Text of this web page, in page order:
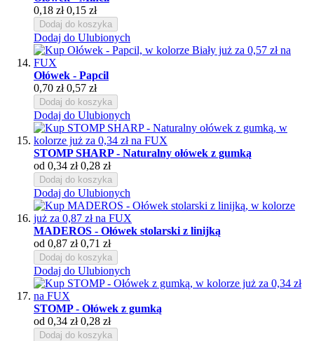
0,18 zł 0,15 zł
Dodaj do koszyka
Dodaj do Ulubionych
Ołówek - Papcil
0,70 zł 0,57 zł
Dodaj do koszyka
Dodaj do Ulubionych
STOMP SHARP - Naturalny ołówek z gumką
od 0,34 zł 0,28 zł
Dodaj do koszyka
Dodaj do Ulubionych
MADEROS - Ołówek stolarski z linijką
od 0,87 zł 0,71 zł
Dodaj do koszyka
Dodaj do Ulubionych
STOMP - Ołówek z gumką
od 0,34 zł 0,28 zł
Dodaj do koszyka